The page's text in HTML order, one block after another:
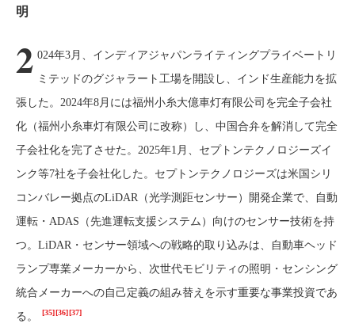
明
2 024年3月、インディアジャパンライティングプライベートリ
ミテッドのグジャラート工場を開設し、インド生産能力を拡
張した。2024年8月には福州小糸大億車灯有限公司を完全子会社
化（福州小糸車灯有限公司に改称）し、中国合弁を解消して完全
子会社化を完了させた。2025年1月、セプトンテクノロジーズイ
ンク等7社を子会社化した。セプトンテクノロジーズは米国シリ
コンバレー拠点のLiDAR（光学測距センサー）開発企業で、自動
運転・ADAS（先進運転支援システム）向けのセンサー技術を持
つ。LiDAR・センサー領域への戦略的取り込みは、自動車ヘッド
ランプ専業メーカーから、次世代モビリティの照明・センシング
統合メーカーへの自己定義の組み替えを示す重要な事業投資であ
る。
[35][36][37]